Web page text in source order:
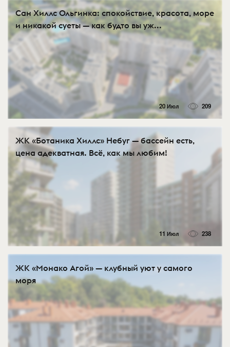
Сан Хиллс Ольгинка: спокойствие, красота, море
и никакой суеты — как будто вы уж...
20 Июл 209
ЖК «Ботаника Хиллс» Небуг — бассейн есть,
цена адекватная. Всё, как мы любим!
11 Июл 238
ЖК «Монако Агой» — клубный уют у самого
моря